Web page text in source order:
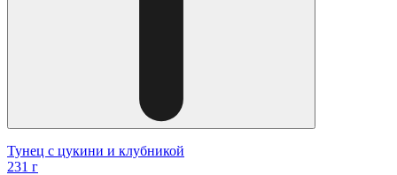
Тунец с цукини и клубникой
231 г